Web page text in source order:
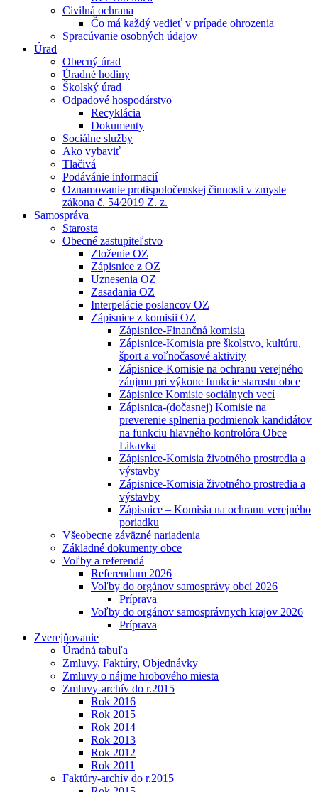
Civilná ochrana
Čo má každý vedieť v prípade ohrozenia
Spracúvanie osobných údajov
Úrad
Obecný úrad
Úradné hodiny
Školský úrad
Odpadové hospodárstvo
Recyklácia
Dokumenty
Sociálne služby
Ako vybaviť
Tlačivá
Podávánie informacií
Oznamovanie protispoločenskej činnosti v zmysle
zákona č. 54⁄2019 Z. z.
Samospráva
Starosta
Obecné zastupiteľstvo
Zloženie OZ
Zápisnice z OZ
Uznesenia OZ
Zasadania OZ
Interpelácie poslancov OZ
Zápisnice z komisii OZ
Zápisnice-Finančná komisia
Zápisnice-Komisia pre školstvo, kultúru,
šport a voľnočasové aktivity
Zápisnice-Komisie na ochranu verejného
záujmu pri výkone funkcie starostu obce
Zápisnice Komisie sociálnych vecí
Zápisnica-(dočasnej) Komisie na
preverenie splnenia podmienok kandidátov
na funkciu hlavného kontrolóra Obce
Likavka
Zápisnice-Komisia životného prostredia a
výstavby
Zápisnice-Komisia životného prostredia a
výstavby
Zápisnice – Komisia na ochranu verejného
poriadku
Všeobecne záväzné nariadenia
Základné dokumenty obce
Voľby a referendá
Referendum 2026
Voľby do orgánov samosprávy obcí 2026
Príprava
Voľby do orgánov samosprávnych krajov 2026
Príprava
Zverejňovanie
Úradná tabuľa
Zmluvy, Faktúry, Objednávky
Zmluvy o nájme hrobového miesta
Zmluvy-archív do r.2015
Rok 2016
Rok 2015
Rok 2014
Rok 2013
Rok 2012
Rok 2011
Faktúry-archív do r.2015